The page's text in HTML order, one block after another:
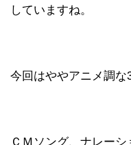
していますね。
今回はややアニメ調な
ＣＭソング、ナレー